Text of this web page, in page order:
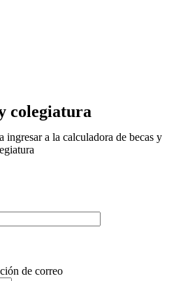
colegiatura
ingresar a la calculadora de becas y
de correo